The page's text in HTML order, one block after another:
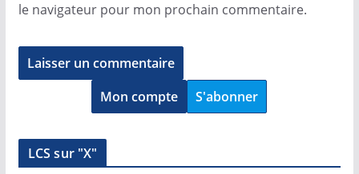
le navigateur pour mon prochain commentaire.
Mon compte S'abonner
LCS sur "X"